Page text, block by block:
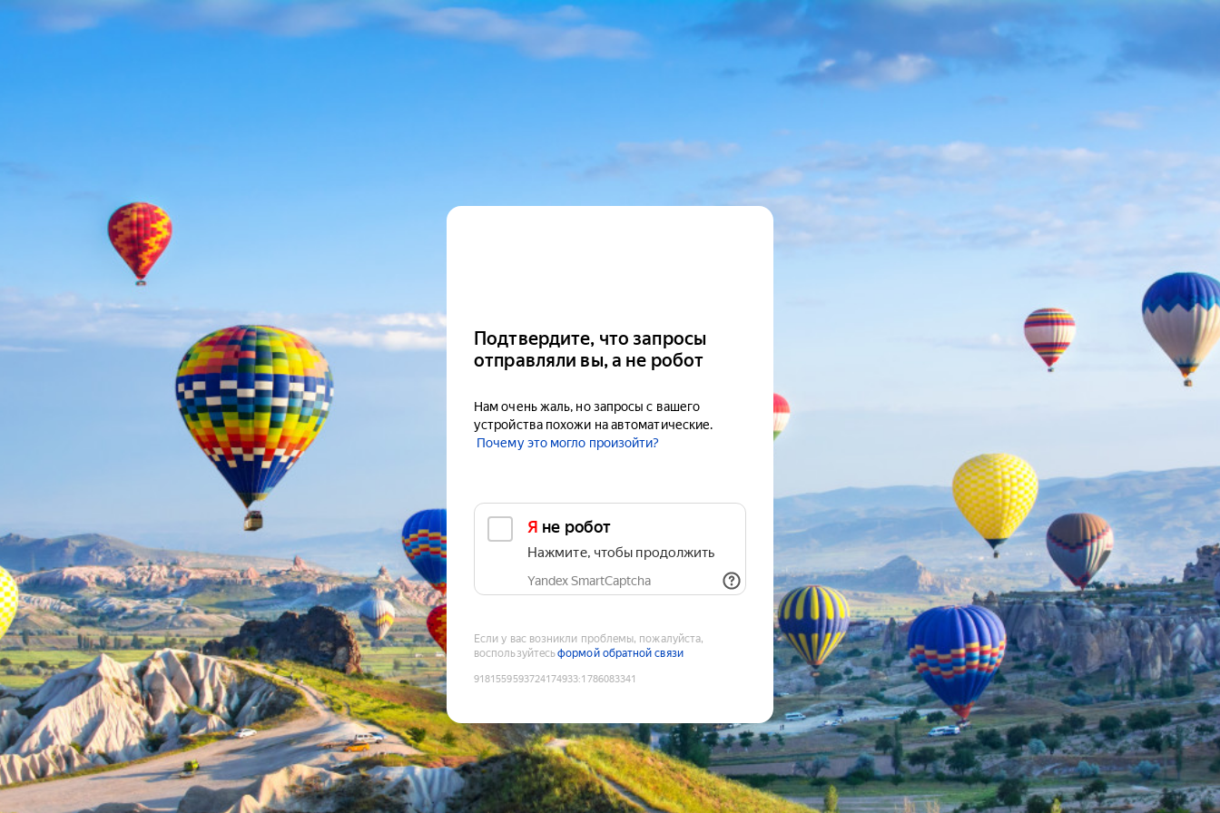
Подтвердите, что запросы
отправляли вы, а не робот
Нам очень жаль, но запросы с вашего
устройства похожи на автоматические.
Почему это могло произойти?
Я не робот
Нажмите, чтобы продолжить
Yandex SmartCaptcha
Если у вас возникли проблемы, пожалуйста,
воспользуйтесьформой обратной связи
9181559593724174933:1786083341